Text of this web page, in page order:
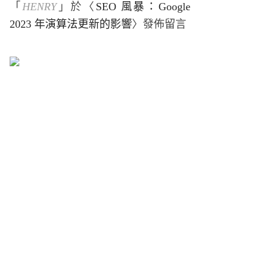
「 HENRY」於〈 SEO 風暴：Google
2023 年演算法更新的影響〉發佈留言